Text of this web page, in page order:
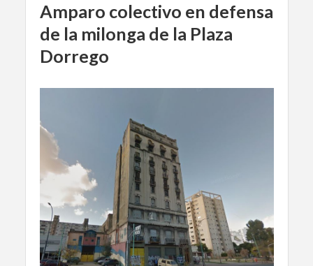
Amparo colectivo en defensa
de la milonga de la Plaza
Dorrego